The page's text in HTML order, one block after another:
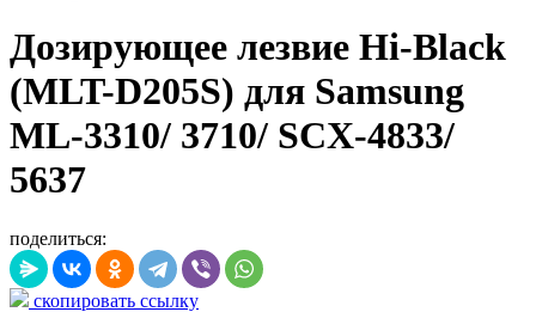
Дозирующее лезвие Hi-Black
(MLT-D205S) для Samsung
ML-3310/ 3710/ SCX-4833/
5637
поделиться:
скопировать ссылку